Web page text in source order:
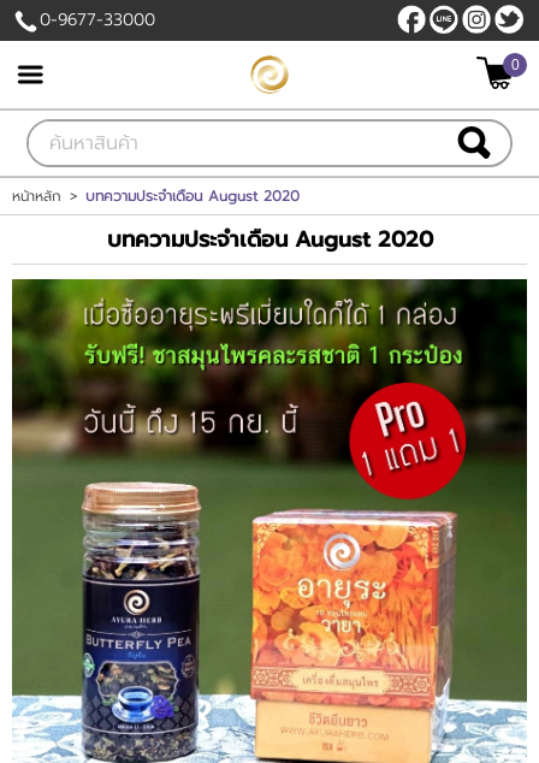
เข้าสู่ระบบ สมัครสมาชิก
สินค้าที่สนใจ( 0 )
หน้าหลัก
สินค้า
ขั้นตอนการสั่งซื้อ
แจ้งชำระเงิน
บัญชีผู้ใช้
ติดต่อเรา
ข่าวสาร
0-9677-33000
0
หน้าหลัก > บทความประจำเดือน August 2020
บทความประจำเดือน August 2020